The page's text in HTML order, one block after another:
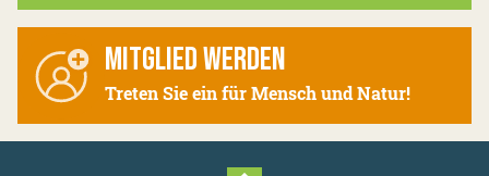
MITGLIED WERDEN
Treten Sie ein für Mensch und Natur!